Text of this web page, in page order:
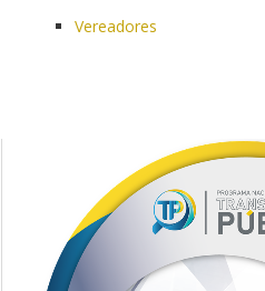
Vereadores